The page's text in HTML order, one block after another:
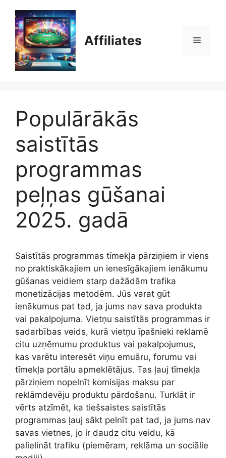
saturu
Affiliates Izvēlne
Populārākās
saistītās
programmas
peļņas gūšanai
2025. gadā
Saistītās programmas tīmekļa pārziņiem ir viens
no praktiskākajiem un ienesīgākajiem ienākumu
gūšanas veidiem starp dažādām trafika
monetizācijas metodēm. Jūs varat gūt
ienākumus pat tad, ja jums nav sava produkta
vai pakalpojuma. Vietņu saistītās programmas ir
sadarbības veids, kurā vietņu īpašnieki reklamē
citu uzņēmumu produktus vai pakalpojumus,
kas varētu interesēt viņu emuāru, forumu vai
tīmekļa portālu apmeklētājus. Tas ļauj tīmekļa
pārziņiem nopelnīt komisijas maksu par
reklāmdevēju produktu pārdošanu. Turklāt ir
vērts atzīmēt, ka tiešsaistes saistītās
programmas ļauj sākt pelnīt pat tad, ja jums nav
savas vietnes, jo ir daudz citu veidu, kā
palielināt trafiku (piemēram, reklāma un sociālie